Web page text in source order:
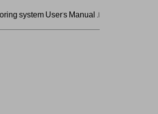
1. FreeStyle Libre flash glucose monitoring system User's Manual.